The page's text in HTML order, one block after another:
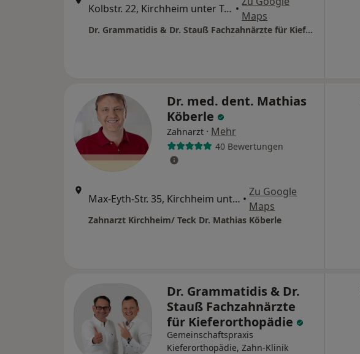
Kolbstr. 22, Kirchheim unter Teck •
Maps
Dr. Grammatidis & Dr. Stauß Fachzahnärzte für Kieferorthopädie
Dr. med. dent. Mathias
Köberle
Zahnarzt · Mehr
40 Bewertungen
Max-Eyth-Str. 35, Kirchheim unter Teck •
Zu Google
Maps
Zahnarzt Kirchheim/ Teck Dr. Mathias Köberle
Dr. Grammatidis & Dr.
Stauß Fachzahnärzte
für Kieferorthopädie
Gemeinschaftspraxis
Kieferorthopädie, Zahn-Klinik